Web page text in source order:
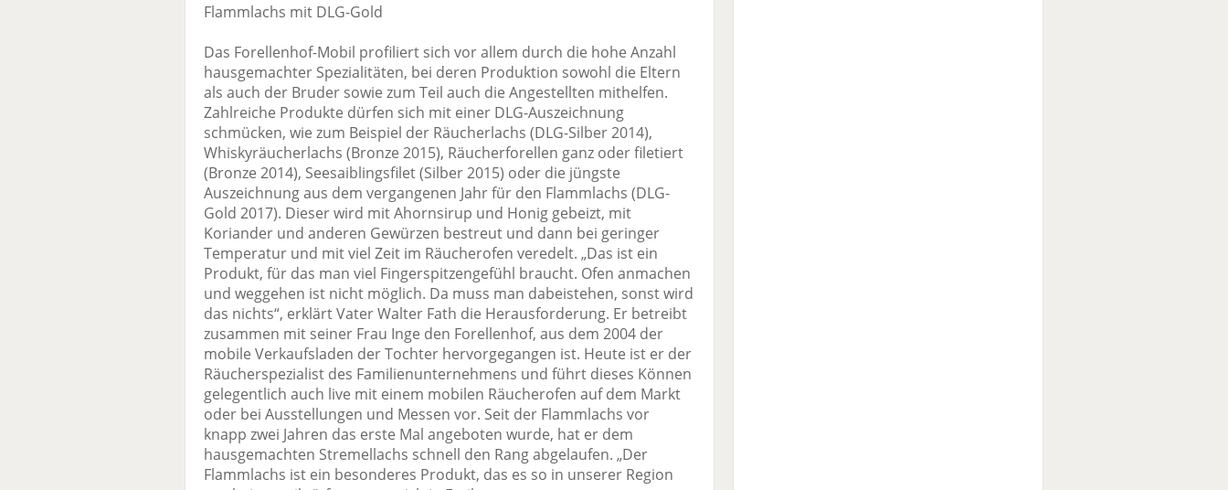
Flammlachs mit DLG-Gold
Das Forellenhof-Mobil profiliert sich vor allem durch die hohe Anzahl
hausgemachter Spezialitäten, bei deren Produktion sowohl die Eltern
als auch der Bruder sowie zum Teil auch die Angestellten mithelfen.
Zahlreiche Produkte dürfen sich mit einer DLG-Auszeichnung
schmücken, wie zum Beispiel der Räucherlachs (DLG-Silber 2014),
Whiskyräucherlachs (Bronze 2015), Räucherforellen ganz oder filetiert
(Bronze 2014), Seesaiblingsfilet (Silber 2015) oder die jüngste
Auszeichnung aus dem vergangenen Jahr für den Flammlachs (DLG-
Gold 2017). Dieser wird mit Ahornsirup und Honig gebeizt, mit
Koriander und anderen Gewürzen bestreut und dann bei geringer
Temperatur und mit viel Zeit im Räucherofen veredelt. „Das ist ein
Produkt, für das man viel Fingerspitzengefühl braucht. Ofen anmachen
und weggehen ist nicht möglich. Da muss man dabeistehen, sonst wird
das nichts“, erklärt Vater Walter Fath die Herausforderung. Er betreibt
zusammen mit seiner Frau Inge den Forellenhof, aus dem 2004 der
mobile Verkaufsladen der Tochter hervorgegangen ist. Heute ist er der
Räucherspezialist des Familienunternehmens und führt dieses Können
gelegentlich auch live mit einem mobilen Räucherofen auf dem Markt
oder bei Ausstellungen und Messen vor. Seit der Flammlachs vor
knapp zwei Jahren das erste Mal angeboten wurde, hat er dem
hausgemachten Stremellachs schnell den Rang abgelaufen. „Der
Flammlachs ist ein besonderes Produkt, das es so in unserer Region